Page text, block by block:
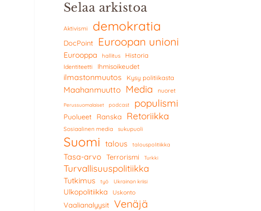
Selaa arkistoa
Aktivismi demokratia
DocPoint Euroopan unioni
Eurooppa hallitus Historia
Identiteetti Ihmisoikeudet
ilmastonmuutos Kysy politiikasta
Maahanmuutto Media nuoret
Perussuomalaiset podcast populismi
Puolueet Ranska Retoriikka
Sosiaalinen media sukupuoli
Suomi talous talouspolitiikka
Tasa-arvo Terrorismi Turkki
Turvallisuuspolitiikka
Tutkimus työ Ukrainan kriisi
Ulkopolitiikka Uskonto
Vaalianalyysit Venäjä